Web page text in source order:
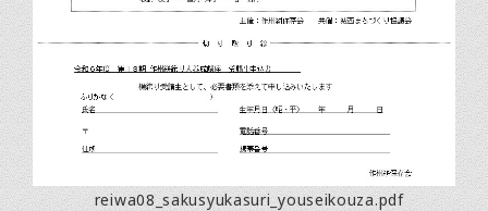
reiwa08_sakusyukasuri_youseikouza.pdf